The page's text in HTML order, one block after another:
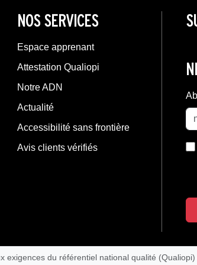
NOS SERVICES
Espace apprenant
Attestation Qualiopi
Notre ADN
Actualité
Accessibilité sans frontière
Avis clients vérifiés
du référentiel national qualité